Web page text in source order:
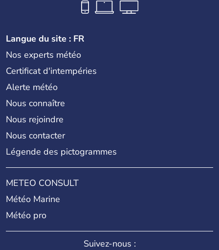
Langue du site : FR
Nos experts météo
Certificat d'intempéries
Alerte météo
Nous connaître
Nous rejoindre
Nous contacter
Légende des pictogrammes
METEO CONSULT
Météo Marine
Météo pro
Suivez-nous :